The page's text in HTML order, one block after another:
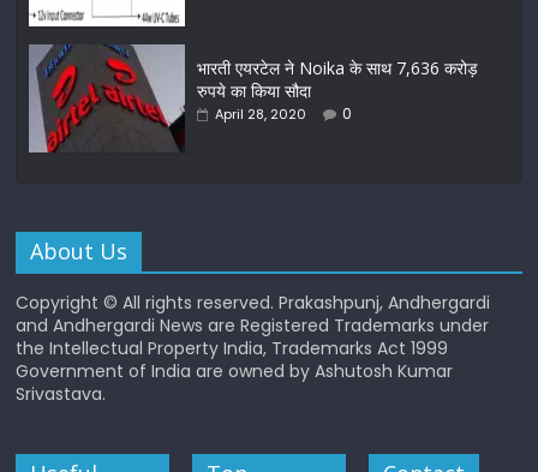
भारती एयरटेल ने Noika के साथ 7,636 करोड़
रुपये का किया सौदा
April 28, 2020 0
About Us
Copyright © All rights reserved. Prakashpunj, Andhergardi
and Andhergardi News are Registered Trademarks under
the Intellectual Property India, Trademarks Act 1999
Government of India are owned by Ashutosh Kumar
Srivastava.